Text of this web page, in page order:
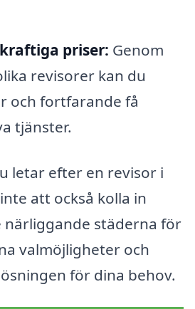
priser: Genom
revisorer kan du
och fortfarande få
tjänster.
letar efter en revisor i
att också kolla in
närliggande städerna för
valmöjligheter och
för dina behov.